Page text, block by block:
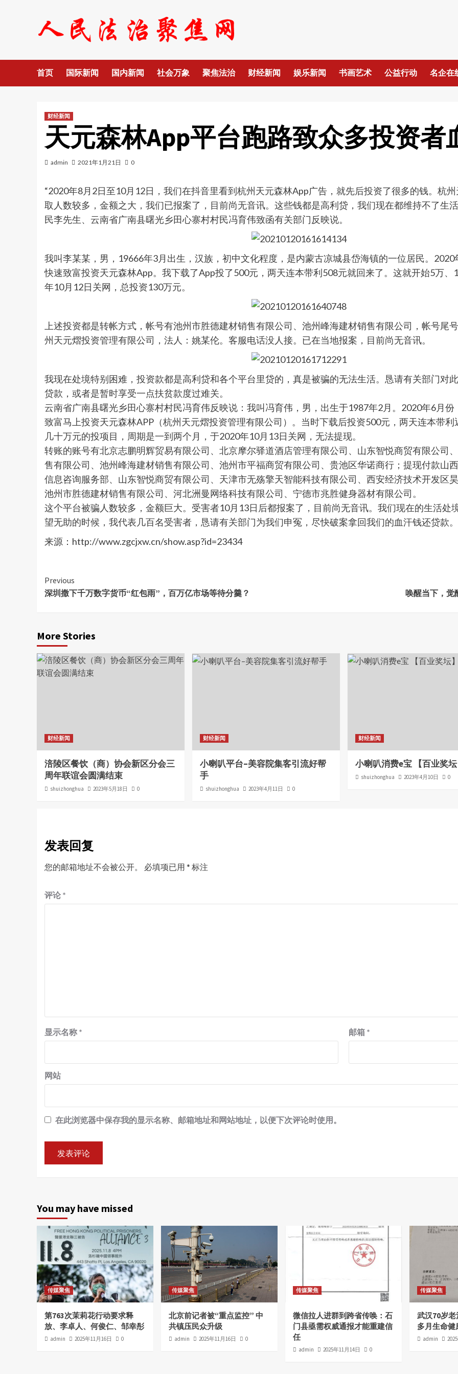
首页 国际新闻 国内新闻 社会万象 聚焦法治 财经新闻 娱乐新闻 书画艺术 公益行动 名企在
财经新闻
天元森林App平台跑路致众多投资者
admin 2021年1月21日 0
“2020年8月2日至10月12日，我们在抖音里看到杭州天元森林App广告，就先后投资了很多的钱。杭
取人数较多，金额之大，我们已报案了，目前尚无音讯。这些钱都是高利贷，我们现在都维持不了生
民李先生、云南省广南县曙光乡田心寨村村民冯育伟致函有关部门反映说。
我叫李某某，男，19666年3月出生，汉族，初中文化程度，是内蒙古凉城县岱海镇的一位居民。
快速致富投资天元森林App。我下载了App投了500元，两天连本带利508元就回来了。这就开始5万
年10月12日关网，总投资130万元。
上述投资都是转帐方式，帐号有池州市胜德建材销售有限公司、池州峰海建材销售有限公司，帐号尾
州天元熠投资管理有限公司，法人：姚某伦。客服电话没人接。已在当地报案，目前尚无音讯。
我现在处境特别困难，投资款都是高利贷和各个平台里贷的，真是被骗的无法生活。恳请有关部门对
贷款，或者是暂时享受一点扶贫款度过难关。
云南省广南县曙光乡田心寨村村民冯育伟反映说：我叫冯育伟，男，出生于1987年2月。2020年6月
致富马上投资天元森林APP（杭州天元熠投资管理有限公司）。当时下载后投资500元，两天连本带
几十万元的投项目，周期是一到两个月，于2020年10月13日关网，无法提现。
转账的账号有北京志鹏明辉贸易有限公司、北京摩尔驿道酒店管理有限公司、山东智悦商贸有限公司
售有限公司、池州峰海建材销售有限公司、池州市平福商贸有限公司、贵池区华诺商行；提现付款山
信息咨询服务部、山东智悦商贸有限公司、天津市无殇擎天智能科技有限公司、西安经济技术开发区
池州市胜德建材销售有限公司、河北洲曼网络科技有限公司、宁德市兆胜健身器材有限公司。
这个平台被骗人数较多，金额巨大。受害者10月13日后都报案了，目前尚无音讯。我们现在的生活处
望无助的时候，我代表几百名受害者，恳请有关部门为我们申冤，尽快破案拿回我们的血汗钱还贷款。
来源：http://www.zgcjxw.cn/show.asp?id=23434
Continue
Reading
Previous
深圳撒下千万数字货币“红包雨”，百万亿市场等待分羹？
唤醒当下，觉
More Stories
财经新闻
涪陵区餐饮（商）协会新区分会三
周年联谊会圆满结束
shuizhonghua 2023年5月18日 0
财经新闻
小喇叭平台–美容院集客引流好帮
手
shuizhonghua 2023年4月11日 0
财经新闻
小喇叭消费e宝 【百业奖
shuizhonghua 2023年4月10日 0
发表回复
您的邮箱地址不会被公开。 必填项已用 * 标注
评论 *
显示名称 * 邮箱 *
网站
在此浏览器中保存我的显示名称、邮箱地址和网站地址，以便下次评论时使用。
You may have missed
传媒聚焦
第763次茉莉花行动要求释
放、李卓人、何俊仁、邹幸彤
admin 2025年11月16日 0
传媒聚焦
北京前记者被“重点监控” 中
共镇压民众升级
admin 2025年11月16日 0
传媒聚焦
微信拉人进群到跨省传唤：石
门县亟需权威通报才能重建信
任
admin 2025年11月14日 0
传媒聚焦
武汉70岁
多月生命
admin